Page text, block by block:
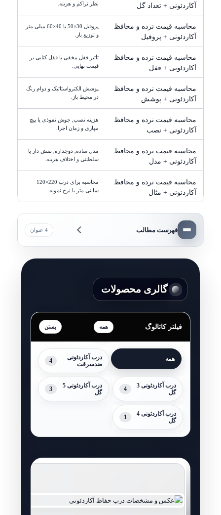
آکاردئونی + تعداد گل
نظر تراکم و هزینه.
محاسبه قیمت نرده و محافظ
آکاردئونی + پروفیل
پروفیل 30×50 یا 40×60 میلی متر
و توزیع بار.
محاسبه قیمت نرده و محافظ
آکاردئونی + قفل
تأثیر قفل مخفی یا قفل کتابی بر
قیمت نهایی.
محاسبه قیمت نرده و محافظ
آکاردئونی + پوشش
پوشش الکترواستاتیک و دوام رنگ
در محیط باز.
محاسبه قیمت نرده و محافظ
آکاردئونی + نصب
هزینه نصب, جوش نفوذی یا پیچ
مهاری و زمان اجرا.
محاسبه قیمت نرده و محافظ
آکاردئونی + مدل
مدل ساده, دوجداره, نقش دار یا
سلطنتی و اختلاف هزینه.
محاسبه قیمت نرده و محافظ
آکاردئونی + مثال
محاسبه برای درب 220×120
سانتی متر با نرخ نمونه.
فهرست مطالب 4 عنوان
گالری محصولات
فیلتر کاتالوگ همه
همه
درب آکاردئونی
ضدسرقت
4
درب آکاردئونی 3
گل
4
درب آکاردئونی 5
گل
3
درب آکاردئونی 4
گل
1